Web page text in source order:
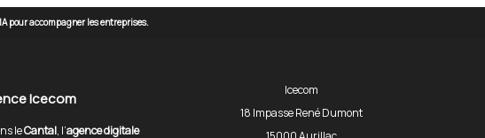
pour accompagner les entreprises.
Icecom
leCantal, l’agence digitale
Icecom
18 Impasse René Dumont